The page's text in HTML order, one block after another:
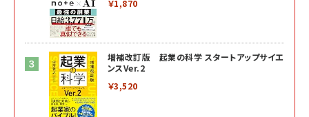
￥1,870
増補改訂版 起業の科学 スタートアップサイエ
ンスVer.2
￥3,520